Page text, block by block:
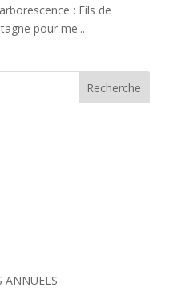
: Fils de
pour me...
Recherche
ANNUELS